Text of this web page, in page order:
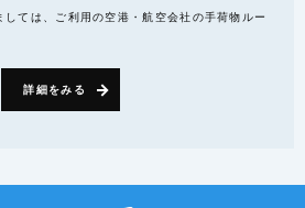
ては、ご利用の空港・航空会社の手荷物ルー
詳細をみる